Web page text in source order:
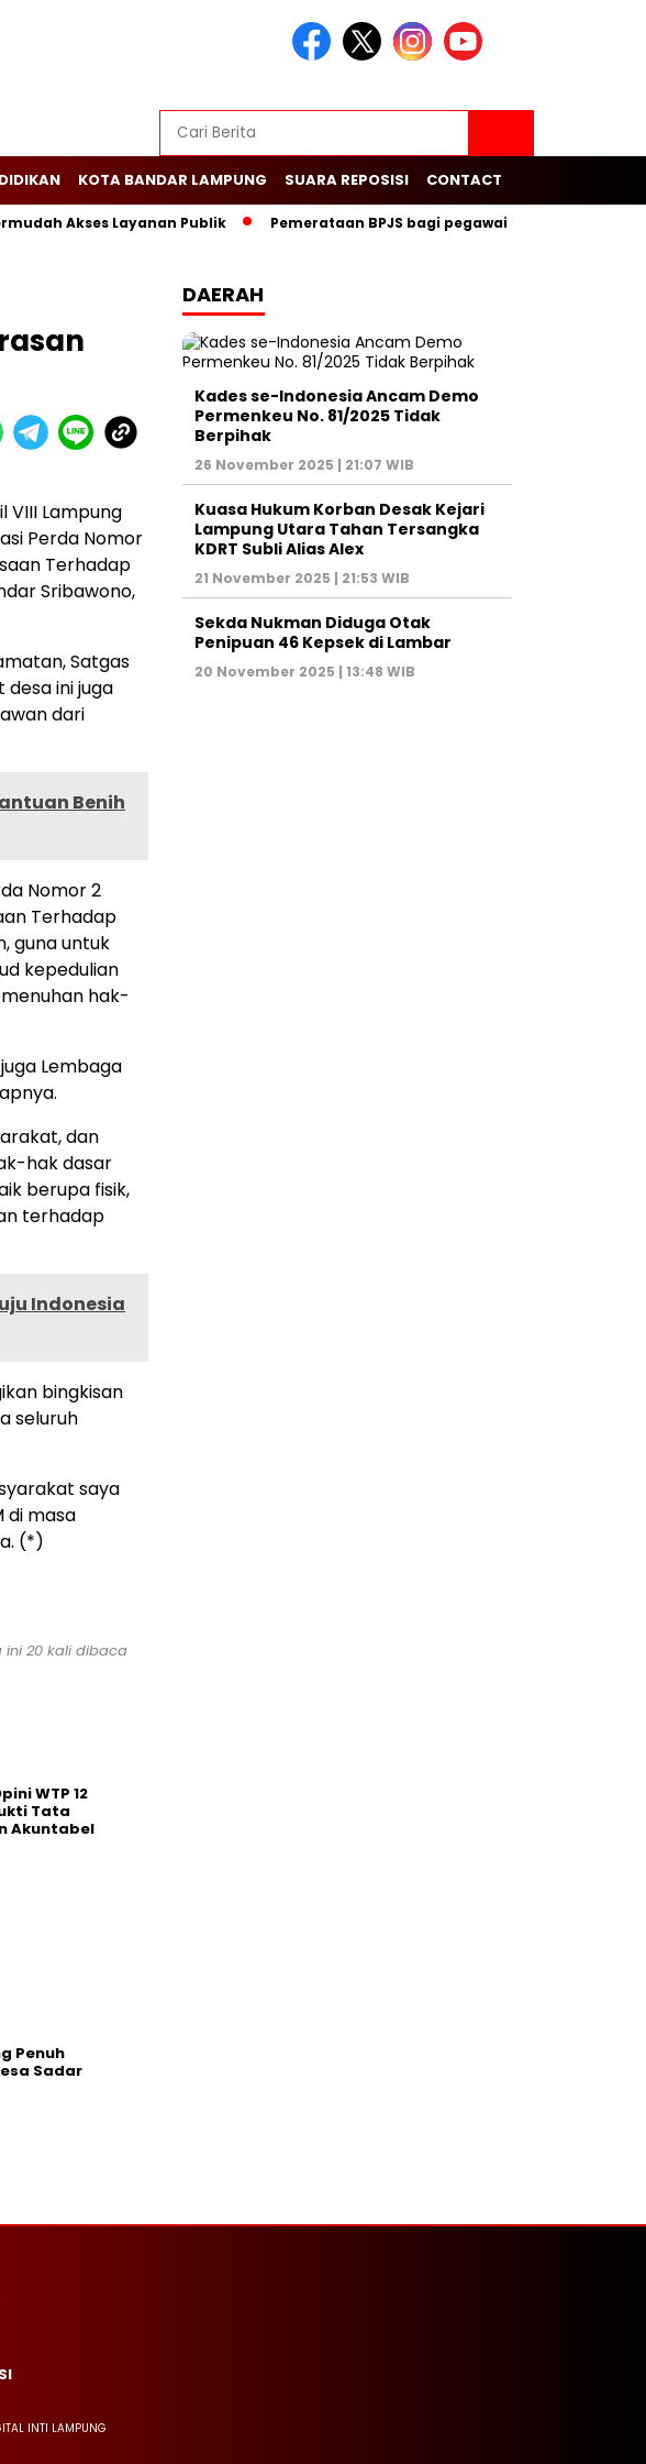
KOTA BANDAR LAMPUNG SUARA REPOSISI CONTACT
Akses Layanan Publik Pemerataan BPJS bagi pegawai swasta dalam
VIII Lampung
Perda Nomor
Terhadap
Sribawono,
Satgas
ini juga
dari
Benih
Nomor 2
Terhadap
guna untuk
kepedulian
hak-
Lembaga
dan
hak dasar
berupa fisik,
terhadap
Indonesia
bingkisan
seluruh
saya
di masa
(*)
ini 20 kali dibaca
WTP 12
Tata
Akuntabel
Penuh
Sadar
DAERAH
Kades se-Indonesia Ancam Demo
Permenkeu No. 81/2025 Tidak
Berpihak
26 November 2025 | 21:07 WIB
Kuasa Hukum Korban Desak Kejari
Lampung Utara Tahan Tersangka
KDRT Subli Alias Alex
21 November 2025 | 21:53 WIB
Sekda Nukman Diduga Otak
Penipuan 46 Kepsek di Lambar
20 November 2025 | 13:48 WIB
INTI LAMPUNG